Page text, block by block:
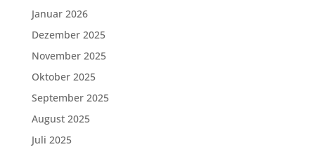
Januar 2026
Dezember 2025
November 2025
Oktober 2025
September 2025
August 2025
Juli 2025